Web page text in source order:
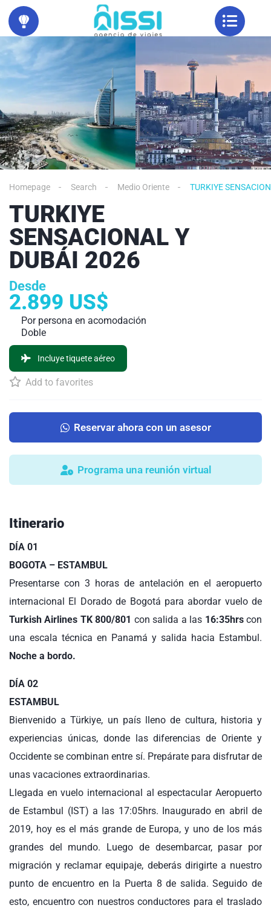
Homepage Search Medio Oriente TURKIYE
TURKIYE
SENSACIONAL Y
DUBÁI 2026
Desde
2.899 US$
Por persona en acomodación
Doble
Incluye tiquete aéreo
Add to favorites
Reservar ahora con un asesor
Programa una reunión virtual
Itinerario
DÍA 01
BOGOTA – ESTAMBUL
Presentarse con 3 horas de antelación en el aeropuerto
internacional El Dorado de Bogotá para abordar vuelo de
Turkish Airlines TK 800/801 con salida a las 16:35hrscon
una escala técnica en Panamá y salida hacia Estambul.
Noche a bordo.
DÍA 02
ESTAMBUL
Bienvenido a Türkiye, un país lleno de cultura, historia y
experiencias únicas, donde las diferencias de Oriente y
Occidente se combinan entre sí. Prepárate para disfrutar de
unas vacaciones extraordinarias.
Llegada en vuelo internacional al espectacular Aeropuerto
de Estambul (IST) a las 17:05hrs. Inaugurado en abril de
2019, hoy es el más grande de Europa, y uno de los más
grandes del mundo. Luego de desembarcar, pasar por
migración y reclamar equipaje, deberás dirigirte a nuestro
punto de encuentro en la Puerta 8 de salida. Seguido de
esto, encuentro con nuestros conductores para el traslado